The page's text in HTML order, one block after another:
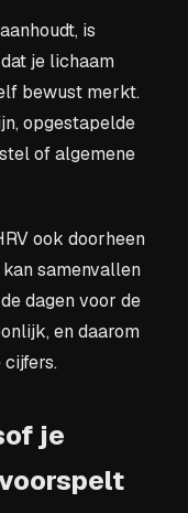
is
je lichaam
bewust merkt.
opgestapelde
of algemene
ook doorheen
samenvallen
dagen voor de
en daarom
je